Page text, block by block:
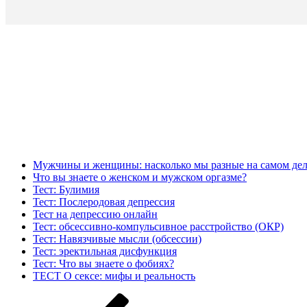
Мужчины и женщины: насколько мы разные на самом
Что вы знаете о женском и мужском оргазме?
Тест: Булимия
Тест: Послеродовая депрессия
Тест на депрессию онлайн
Тест: обсессивно-компульсивное расстройство (ОКР)
Тест: Навязчивые мысли (обсессии)
Тест: эректильная дисфункция
Тест: Что вы знаете о фобиях?
ТЕСТ О сексе: мифы и реальность